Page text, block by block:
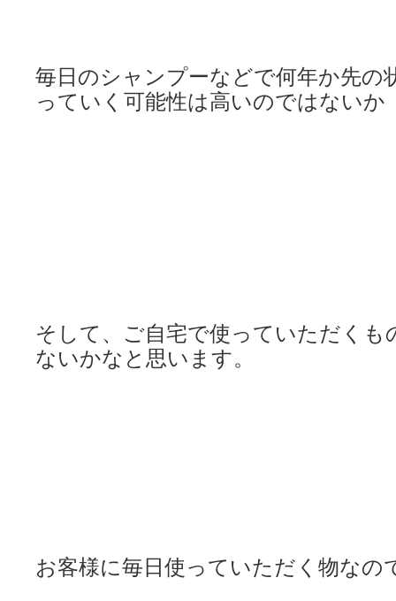
毎日のシャンプーなどで何年か先の
っていく 可能性は高いのではないか
そして、ご自宅で使っていただくも
ないかなと思います。
お客様に毎日使っていただく物なの